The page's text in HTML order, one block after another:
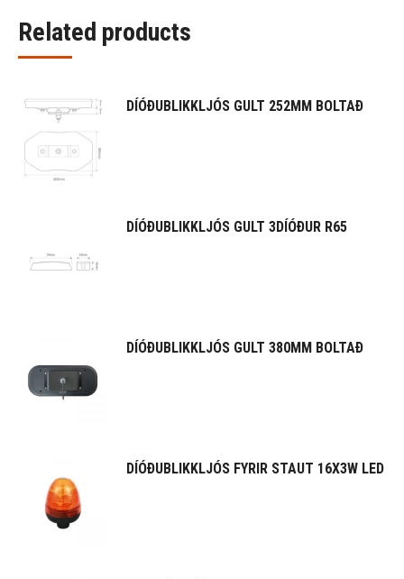
Related products
DÍÓÐUBLIKKLJÓS GULT 252MM BOLTAÐ
DÍÓÐUBLIKKLJÓS GULT 3DÍÓÐUR R65
DÍÓÐUBLIKKLJÓS GULT 380MM BOLTAÐ
DÍÓÐUBLIKKLJÓS FYRIR STAUT 16X3W LED